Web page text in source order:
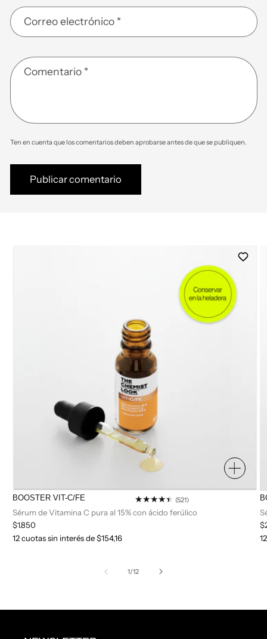
Correo electrónico *
Comentario *
Ten en cuenta que los comentarios deben aprobarse antes de que se publiquen.
(521)521
reseñas
BOOSTER VIT-C/FE
Sérum de Vitamina C pura al 15% con ácido ferúlico
Precio
habitual
$1.850
12 cuotas sin interés de $154,16
1/de
12